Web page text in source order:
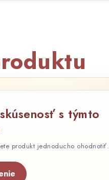
s týmto
produkt jednoducho ohodnotiť.